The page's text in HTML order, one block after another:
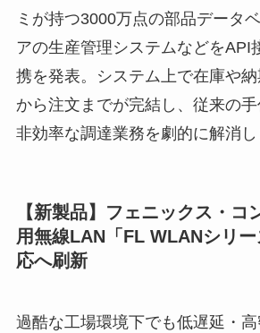
ミが持つ3000万点の部品データ
アの生産管理システムなどをAPI
携を発表。システム上で在庫や
から注文までが完結し、従来の
非効率な調達業務を劇的に解消し
【新製品】フェニックス・コ
用無線LAN「FL WLANシリ
応へ刷新
過酷な工場環境下でも低遅延・